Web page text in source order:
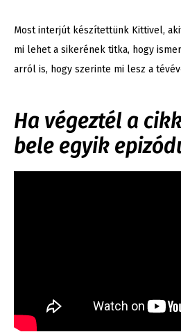
Most interjút készítettünk Kittivel,
mi lehet a sikerének titka, hogy
arról is, hogy szerinte mi lesz a
Ha végeztél a
bele egyik